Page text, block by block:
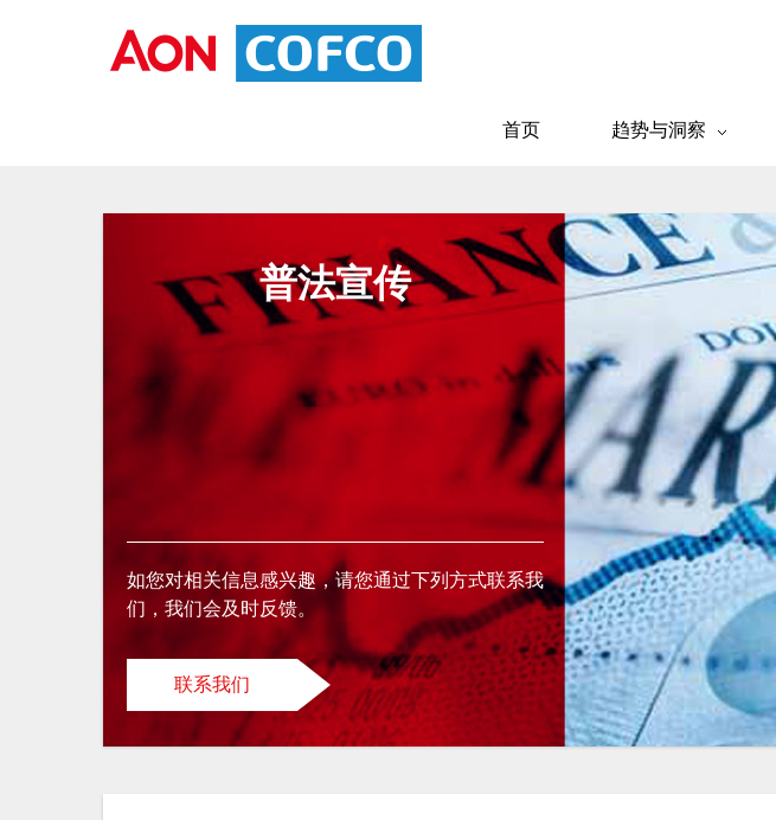
首页 趋势与洞察
普法宣传
如您对相关信息感兴趣，请您通过下列方式联系我
们，我们会及时反馈。
联系我们